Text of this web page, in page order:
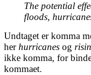
The potential
floods,
Undtaget er komma
herhurricanes og
ikke komma, for
kommaet.